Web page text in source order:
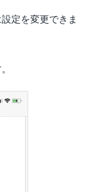
定を変更できま